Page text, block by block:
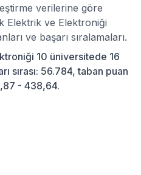
verilerine göre
Elektrik ve Elektroniği
ve başarı sıralamaları.
10 üniversitede 16
sırası: 56.784, taban puan
- 438,64.